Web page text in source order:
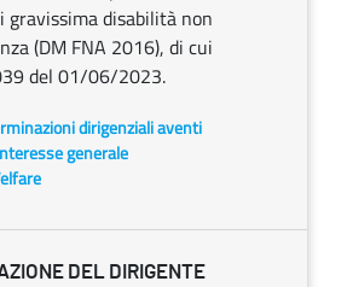
gravissima disabilità non
(DM FNA 2016), di cui
del 01/06/2023.
dirigenziali aventi
generale
DEL DIRIGENTE